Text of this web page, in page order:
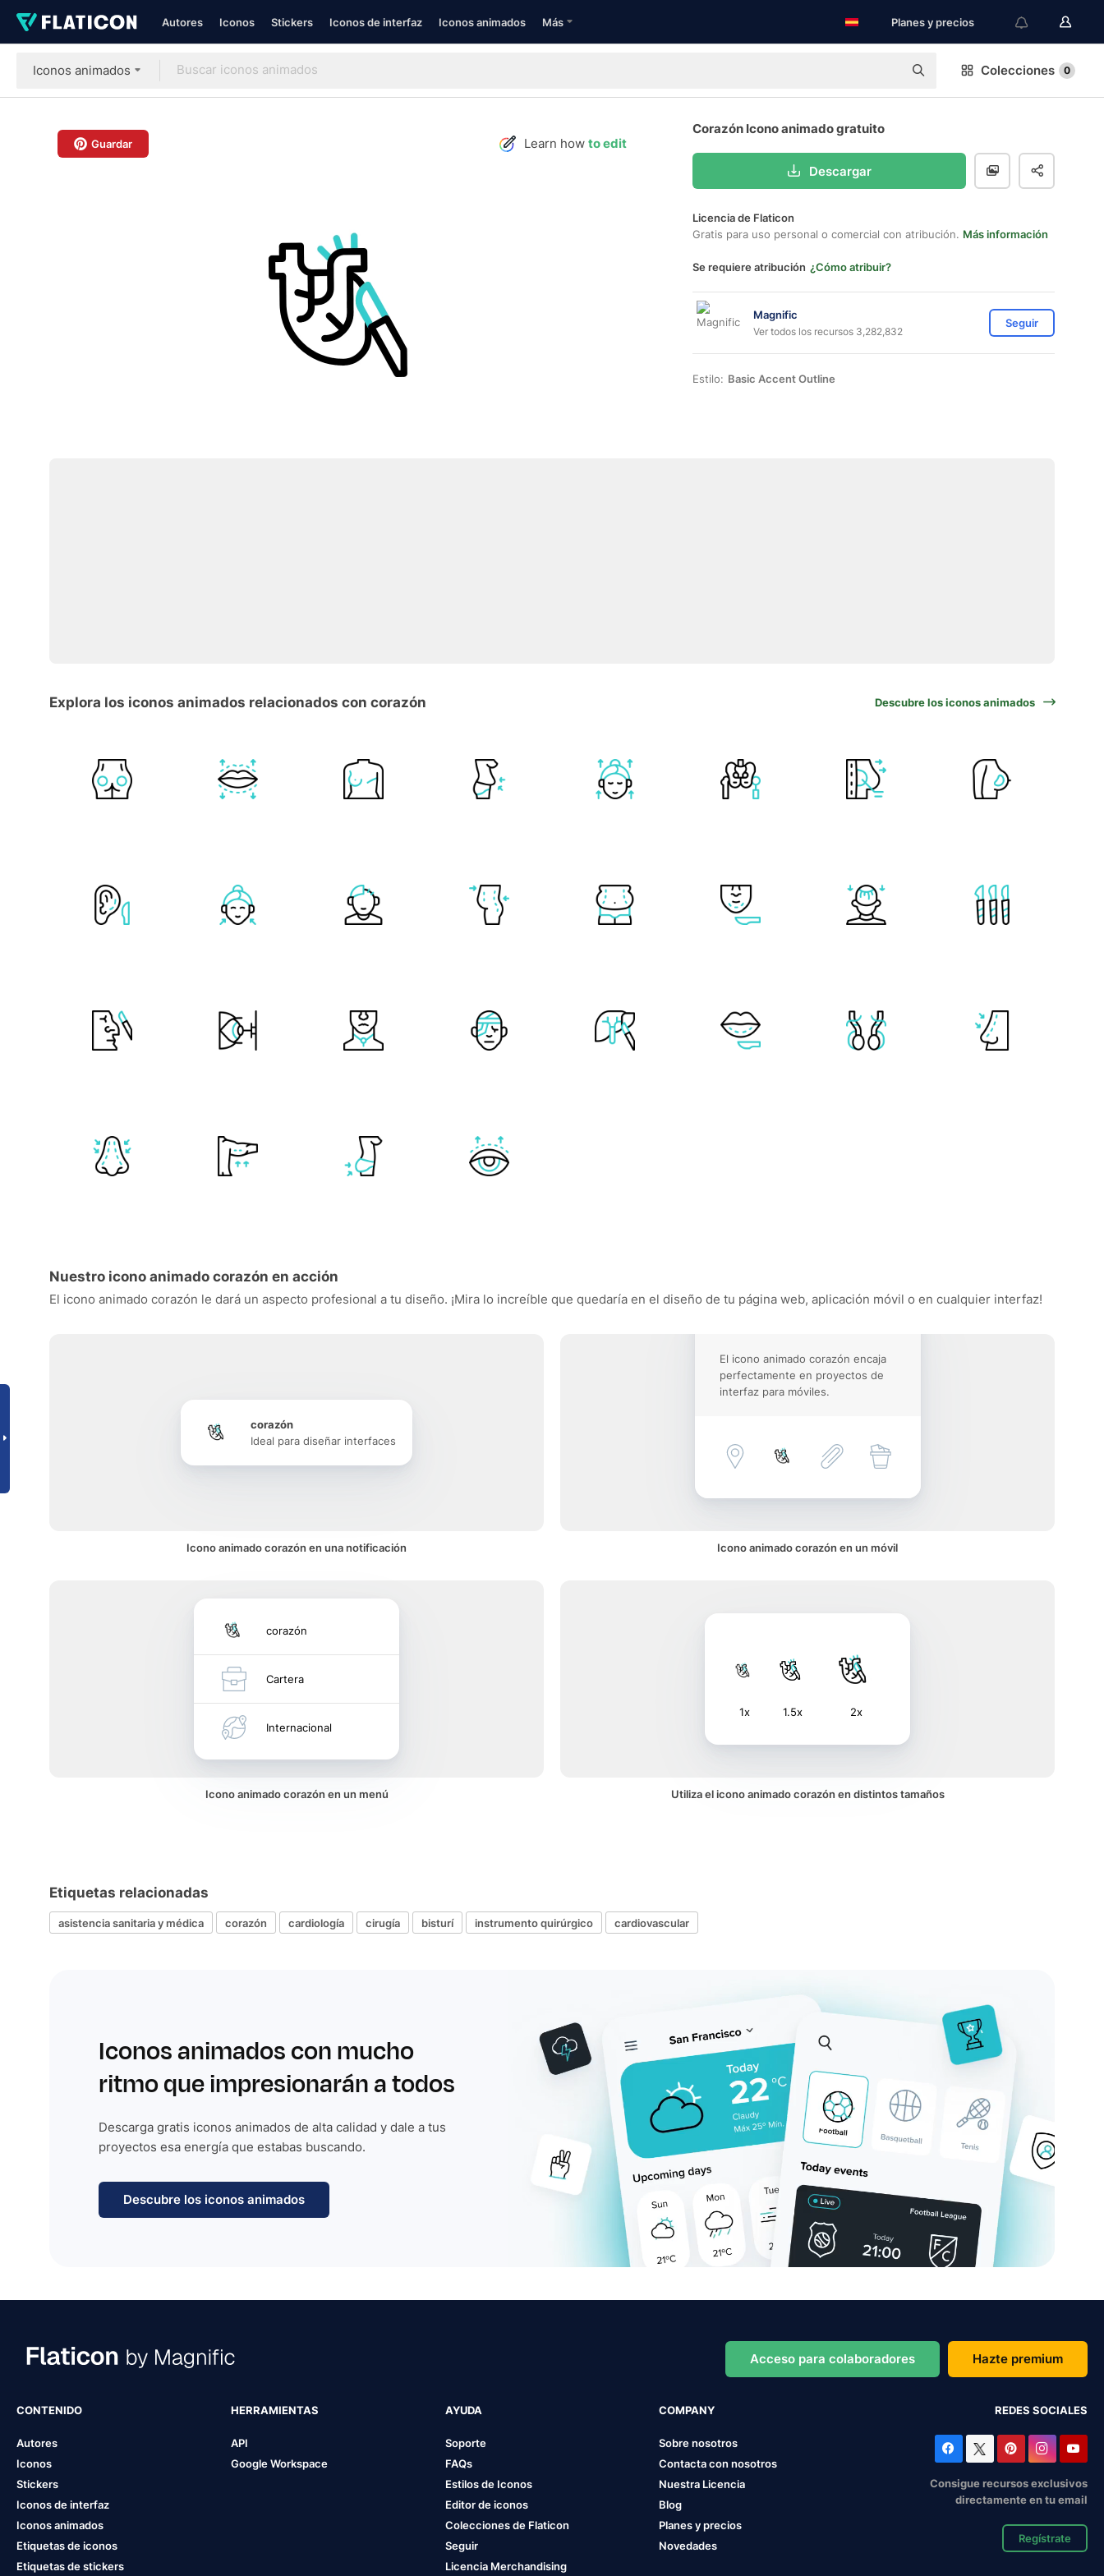
Autores Iconos Stickers Iconos de interfaz Iconos animados Más Planes y precios
Iconos animados Colecciones 0
Guardar Learn how to edit
Corazón Icono animado gratuito
Descargar
Licencia de Flaticon
Gratis para uso personal o comercial con atribución. Más información
Se requiere atribución ¿Cómo atribuir?
Magnific
Ver todos los recursos 3,282,832
Seguir
Estilo: Basic Accent Outline
Explora los iconos animados relacionados con corazón Descubre los iconos animados
Nuestro icono animado corazón en acción
El icono animado corazón le dará un aspecto profesional a tu diseño. ¡Mira lo increíble que quedaría en el diseño de tu página web, aplicación móvil o en cualquier interfaz!
corazón
Ideal para diseñar interfaces
Icono animado corazón en una notificación
El icono animado corazón encaja
perfectamente en proyectos de
interfaz para móviles.
Icono animado corazón en un móvil
corazón
Cartera
Internacional
Icono animado corazón en un menú
1x 1.5x 2x
Utiliza el icono animado corazón en distintos tamaños
Etiquetas relacionadas
asistencia sanitaria y médica corazón cardiología cirugía bisturí instrumento quirúrgico cardiovascular
Iconos animados con mucho
ritmo que impresionarán a todos
Descarga gratis iconos animados de alta calidad y dale a tus
proyectos esa energía que estabas buscando.
Descubre los iconos animados
Acceso para colaboradores Hazte premium
CONTENIDO
Autores
Iconos
Stickers
Iconos de interfaz
Iconos animados
Etiquetas de iconos
Etiquetas de stickers
HERRAMIENTAS
API
Google Workspace
AYUDA
Soporte
FAQs
Estilos de Iconos
Editor de iconos
Colecciones de Flaticon
Seguir
Licencia Merchandising
COMPANY
Sobre nosotros
Contacta con nosotros
Nuestra Licencia
Blog
Planes y precios
Novedades
REDES SOCIALES
Consigue recursos exclusivos
directamente en tu email
Regístrate